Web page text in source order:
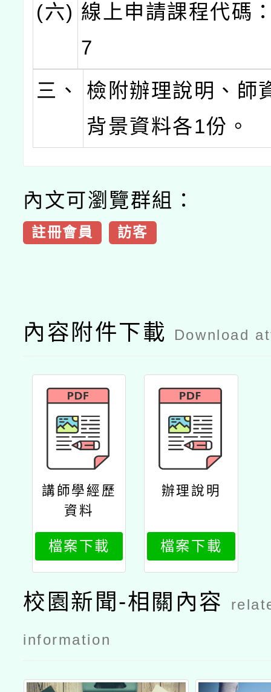
(六) 線上申請課程代碼
7
三、
檢附辦理說明、師
背景資料各1份。
內文可瀏覽群組：
註冊會員 訪客
內容附件下載 Download
講師學經歷
資料
檔案下載
辦理說明
檔案下載
校園新聞-相關內容
information